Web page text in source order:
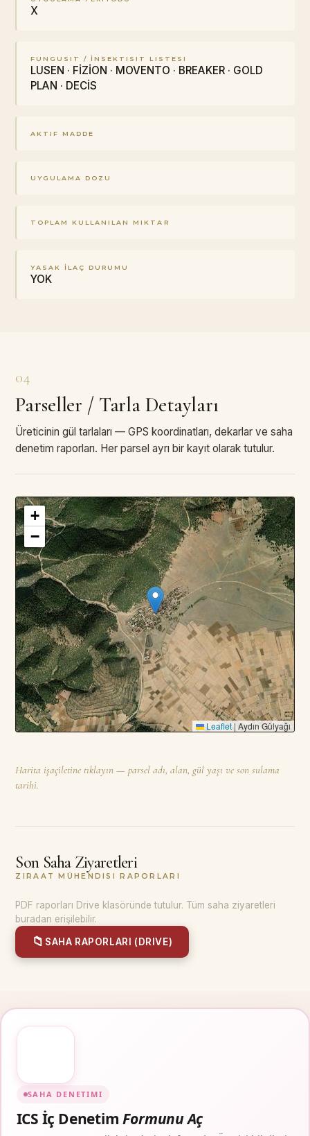
X
FUNGUSIT / İNSEKTISIT LISTESI
LUSEN · FİZİON · MOVENTO · BREAKER · GOLD
PLAN · DECİS
AKTIF MADDE
UYGULAMA DOZU
TOPLAM KULLANILAN MIKTAR
YASAK İLAÇ DURUMU
YOK
04
Parseller / Tarla Detayları
Üreticinin gül tarlaları — GPS koordinatları, dekarlar ve saha
denetim raporları. Her parsel ayrı bir kayıt olarak tutulur.
3 PARSEL · TOPLAM—DA
+
−
Leaflet | Aydın Gülyağı
Harita işaçiletine tıklayın — parsel adı, alan, gül yaşı ve son sulama
tarihi.
Son Saha Ziyaretleri
ZIRAAT MÜHENDISI RAPORLARI
PDF raporları Drive klasöründe tutulur. Tüm saha ziyaretleri
buradan erişilebilir.
📁 SAHA RAPORLARI (DRIVE)
SAHA DENETIMI
ICS İç DenetimFormunu Aç